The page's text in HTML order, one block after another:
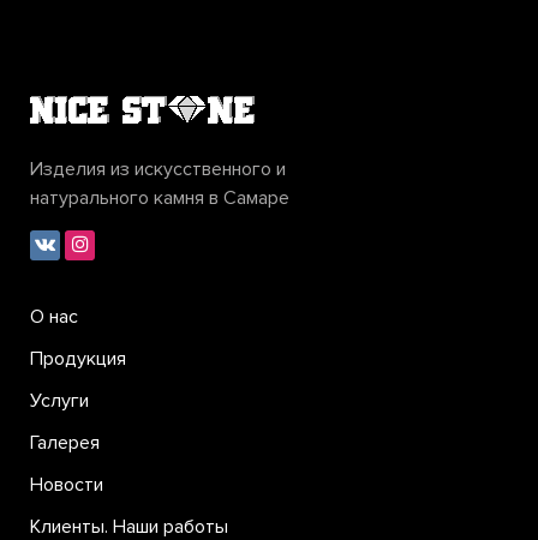
Изделия из искусственного и
натурального камня в Самаре
О нас
Продукция
Услуги
Галерея
Новости
Клиенты. Наши работы